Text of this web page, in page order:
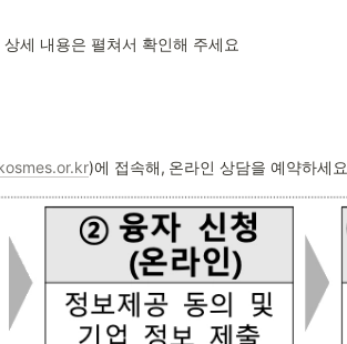
상세 내용은 펼쳐서 확인해 주세요
)에 접속해, 온라인 상담을 예약하세요